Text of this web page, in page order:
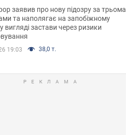
заявив про нову підозру за трьома
та наполягає на запобіжному
вигляді застави через ризики
19:03 38,0 т.